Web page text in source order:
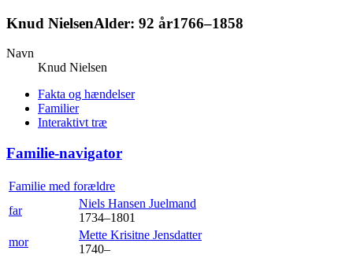
Knud NielsenAlder: 92 år1766–1858
Navn
Knud Nielsen
Fakta og hændelser
Familier
Interaktivt træ
Familie-navigator
Familie med forældre
far
Niels Hansen Juelmand
1734–1801
mor
Mette Krisitne Jensdatter
1740–